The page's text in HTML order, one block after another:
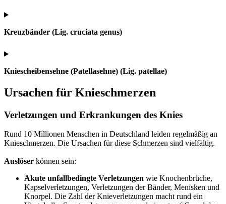
Kreuzbänder (Lig. cruciata genus)
Kniescheibensehne (Patellasehne) (Lig. patellae)
Ursachen für Knieschmerzen
Verletzungen und Erkrankungen des Knies
Rund 10 Millionen Menschen in Deutschland leiden regelmäßig an
Knieschmerzen. Die Ursachen für diese Schmerzen sind vielfältig.
Auslöser können sein:
Akute unfallbedingte Verletzungen wie Knochenbrüche,
Kapselverletzungen, Verletzungen der Bänder, Menisken und
Knorpel. Die Zahl der Knieverletzungen macht rund ein